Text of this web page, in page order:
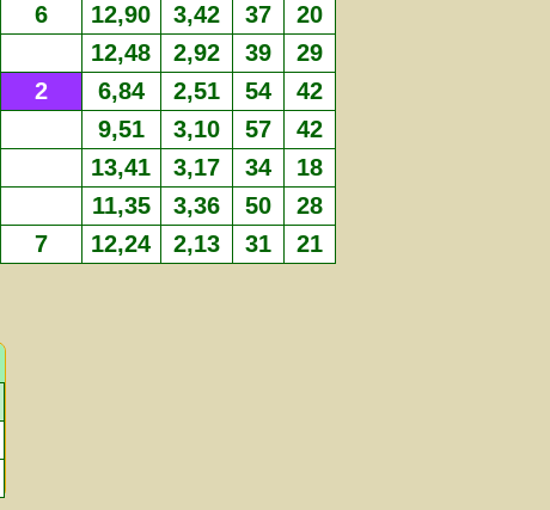
6 12,90 3,42 37 20
12,48 2,92 39 29
2 6,84 2,51 54 42
9,51 3,10 57 42
13,41 3,17 34 18
11,35 3,36 50 28
7 12,24 2,13 31 21